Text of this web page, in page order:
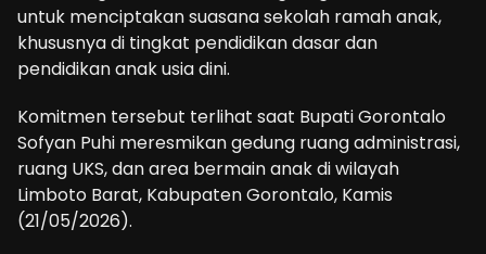
untuk menciptakan suasana sekolah ramah anak,
khususnya di tingkat pendidikan dasar dan
pendidikan anak usia dini.
Komitmen tersebut terlihat saat Bupati Gorontalo
Sofyan Puhi meresmikan gedung ruang administrasi,
ruang UKS, dan area bermain anak di wilayah
Limboto Barat, Kabupaten Gorontalo, Kamis
(21/05/2026).